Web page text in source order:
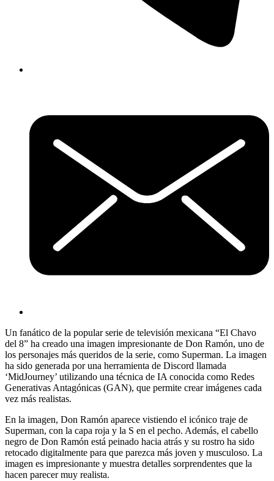
Un fanático de la popular serie de televisión mexicana “El Chavo
del 8” ha creado una imagen impresionante de Don Ramón, uno de
los personajes más queridos de la serie, como Superman. La imagen
ha sido generada por una herramienta de Discord llamada
‘MidJourney’ utilizando una técnica de IA conocida como Redes
Generativas Antagónicas (GAN), que permite crear imágenes cada
vez más realistas.
En la imagen, Don Ramón aparece vistiendo el icónico traje de
Superman, con la capa roja y la S en el pecho. Además, el cabello
negro de Don Ramón está peinado hacia atrás y su rostro ha sido
retocado digitalmente para que parezca más joven y musculoso. La
imagen es impresionante y muestra detalles sorprendentes que la
hacen parecer muy realista.